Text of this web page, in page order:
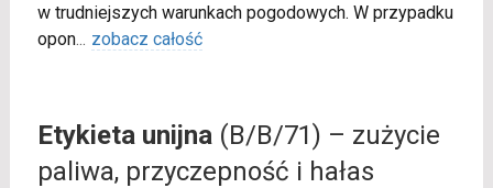
w trudniejszych warunkach pogodowych. W przypadku
opon... zobacz całość
Etykieta unijna(B/B/71) – zużycie
paliwa, przyczepność i hałas